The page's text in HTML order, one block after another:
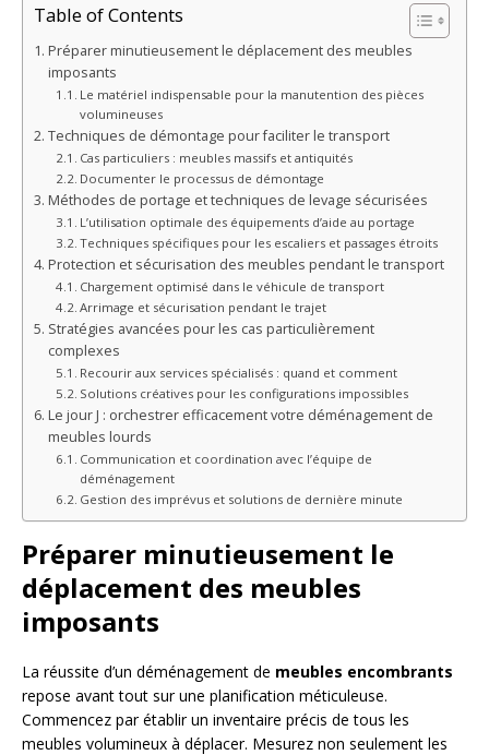
Table of Contents
Préparer minutieusement le déplacement des meubles
imposants
Le matériel indispensable pour la manutention des pièces
volumineuses
Techniques de démontage pour faciliter le transport
Cas particuliers : meubles massifs et antiquités
Documenter le processus de démontage
Méthodes de portage et techniques de levage sécurisées
L’utilisation optimale des équipements d’aide au portage
Techniques spécifiques pour les escaliers et passages étroits
Protection et sécurisation des meubles pendant le transport
Chargement optimisé dans le véhicule de transport
Arrimage et sécurisation pendant le trajet
Stratégies avancées pour les cas particulièrement
complexes
Recourir aux services spécialisés : quand et comment
Solutions créatives pour les configurations impossibles
Le jour J : orchestrer efficacement votre déménagement de
meubles lourds
Communication et coordination avec l’équipe de
déménagement
Gestion des imprévus et solutions de dernière minute
Préparer minutieusement le
déplacement des meubles
imposants
La réussite d’un déménagement de meubles encombrants
repose avant tout sur une planification méticuleuse.
Commencez par établir un inventaire précis de tous les
meubles volumineux à déplacer. Mesurez non seulement les